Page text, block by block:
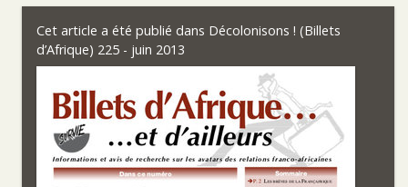
Cet article a été publié dans Décolonisons ! (Billets
d’Afrique) 225 - juin 2013